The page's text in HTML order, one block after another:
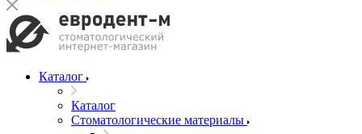
Каталог
Каталог
Стоматологические материалы